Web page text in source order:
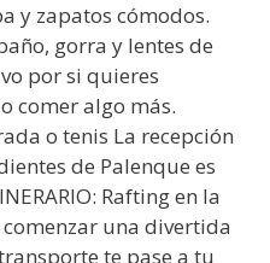
y zapatos cómodos.
gorra y lentes de
por si quieres
comer algo más.
o tenis La recepción
de Palenque es
Rafting en la
una divertida
te pase a tu